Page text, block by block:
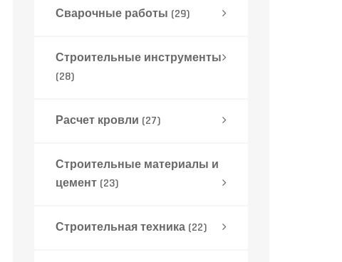
Сварочные работы (29)
Строительные инструменты
(28)
Расчет кровли (27)
Строительные материалы и
цемент (23)
Строительная техника (22)